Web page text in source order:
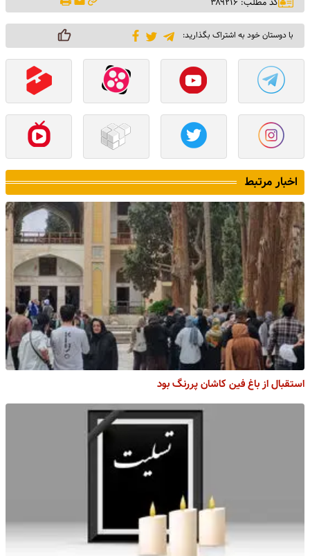
با دوستان خود به اشتراک بگذارید:
اخبار مرتبط
استقبال از باغ فین کاشان پررنگ بود